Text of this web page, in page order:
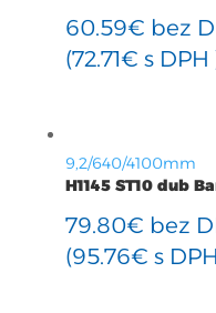
60.59€ bez
(72.71€ s DPH
9,2/640/4100mm
H1145 ST10 dub
79.80€ bez
(95.76€ s